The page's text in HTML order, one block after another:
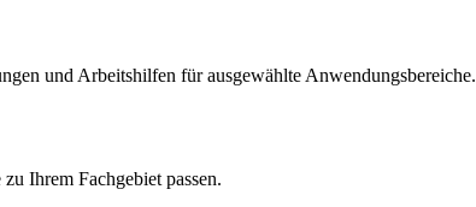
und Arbeitshilfen für ausgewählte Anwendungsbereiche.
Ihrem Fachgebiet passen.